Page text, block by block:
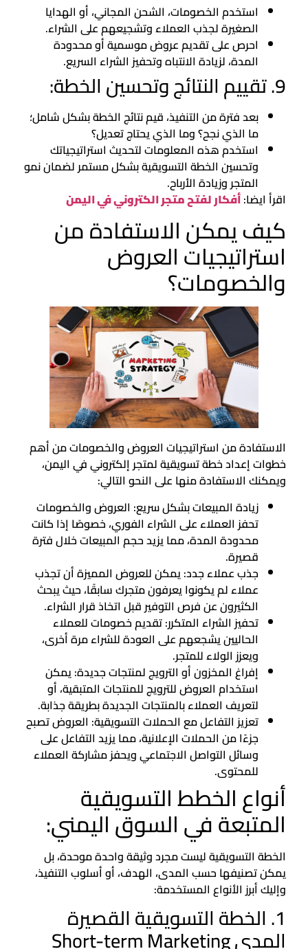
استخدم الخصومات، الشحن المجاني، أو الهدايا
الصغيرة لجذب العملاء وتشجيعهم على الشراء.
احرص على تقديم عروض موسمية أو محدودة
المدة، لزيادة الانتباه وتحفيز الشراء السريع.
9. تقييم النتائج وتحسين الخطة:
بعد فترة من التنفيذ، قيم نتائج الخطة بشكل شامل؛
ما الذي نجح؟ وما الذي يحتاج تعديل؟
استخدم هذه المعلومات لتحديث استراتيجياتك
وتحسين الخطة التسويقية بشكل مستمر لضمان نمو
المتجر وزيادة الأرباح.
اقرأ ايضا:أفكار لفتح متجر الكتروني في اليمن
كيف يمكن الاستفادة من
استراتيجيات العروض
والخصومات؟
الاستفادة من استراتيجيات العروض والخصومات من أهم
خطوات إعداد خطة تسويقية لمتجر إلكتروني في اليمن،
ويمكنك الاستفادة منها على النحو التالي:
زيادة المبيعات بشكل سريع: العروض والخصومات
تحفز العملاء على الشراء الفوري، خصوصًا إذا كانت
محدودة المدة، مما يزيد حجم المبيعات خلال فترة
قصيرة.
جذب عملاء جدد: يمكن للعروض المميزة أن تجذب
عملاء لم يكونوا يعرفون متجرك سابقًا، حيث يبحث
الكثيرون عن فرص التوفير قبل اتخاذ قرار الشراء.
تحفيز الشراء المتكرر: تقديم خصومات للعملاء
الحاليين يشجعهم على العودة للشراء مرة أخرى،
ويعزز الولاء للمتجر.
إفراغ المخزون أو الترويج لمنتجات جديدة: يمكن
استخدام العروض للترويج للمنتجات المتبقية، أو
لتعريف العملاء بالمنتجات الجديدة بطريقة جذابة.
تعزيز التفاعل مع الحملات التسويقية: العروض تصبح
جزءًا من الحملات الإعلانية، مما يزيد التفاعل على
وسائل التواصل الاجتماعي ويحفز مشاركة العملاء
للمحتوى.
أنواع الخطط التسويقية
المتبعة في السوق اليمني:
الخطة التسويقية ليست مجرد وثيقة واحدة موحدة، بل
يمكن تصنيفها حسب المدى، الهدف، أو أسلوب التنفيذ،
وإليك أبرز الأنواع المستخدمة:
1. الخطة التسويقية القصيرة
المدى Short-term Marketing